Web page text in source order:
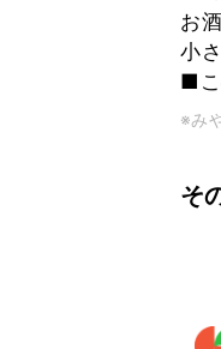
お
小
■こ
※み
そ